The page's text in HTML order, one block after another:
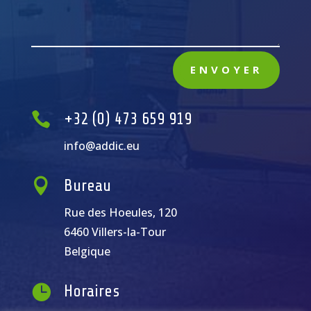
ENVOYER
 +32 (0) 473 659 919
info@addic.eu
 Bureau
Rue des Hoeules, 120
6460 Villers-la-Tour
Belgique
 Horaires